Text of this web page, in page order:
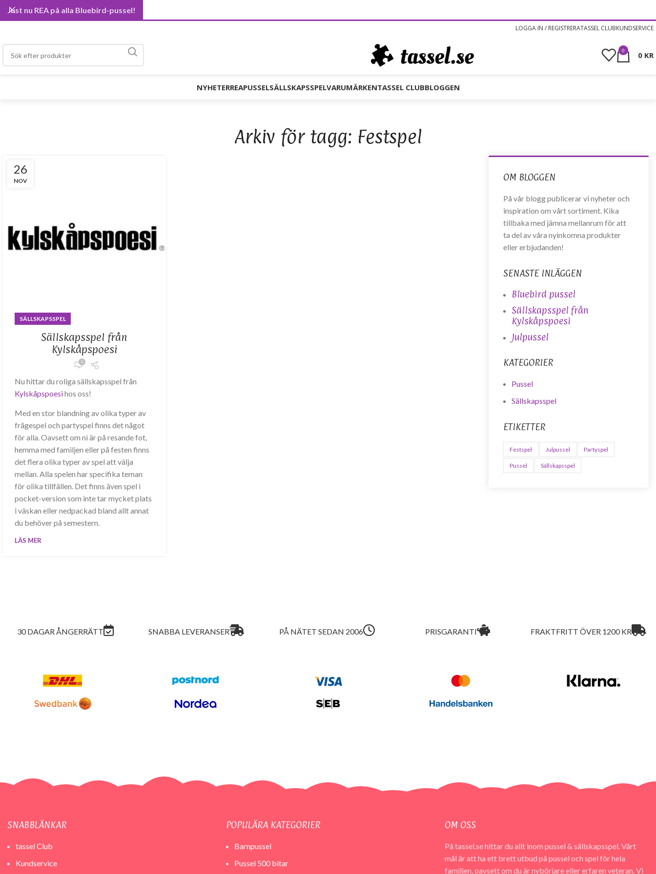
LOGGA IN / REGISTRERATASSEL CLUBKUNDSERVICE
0 0 KR
NYHETERREAPUSSELSÄLLSKAPSSPELVARUMÄRKENTASSEL CLUBBLOGGEN
Arkiv för tagg: Festspel
26
NOV
SÄLLSKAPSSPEL
Sällskapsspel från
Kylskåpspoesi
0
Nu hittar du roliga sällskapsspel från
Kylskåpspoesihos oss!
Med en stor blandning av olika typer av
frågespel och partyspel finns det något
för alla. Oavsett om ni är på resande fot,
hemma med familjen eller på festen finns
det flera olika typer av spel att välja
mellan. Alla spelen har specifika teman
för olika tillfällen. Det finns även spel i
pocket-version som inte tar mycket plats
i väskan eller nedpackad bland allt annat
du behöver på semestern.
LÄS MER
OM BLOGGEN
På vår blogg publicerar vi nyheter och
inspiration om vårt sortiment. Kika
tillbaka med jämna mellanrum för att
ta del av våra nyinkomna produkter
eller erbjudanden!
SENASTE INLÄGGEN
Bluebird pussel
Sällskapsspel från
Kylskåpspoesi
Julpussel
KATEGORIER
Pussel
Sällskapsspel
ETIKETTER
Festspel Julpussel Partyspel
Pussel Sällskapsspel
30 DAGAR ÅNGERRÄTT SNABBA LEVERANSER PÅ NÄTET SEDAN 2006 PRISGARANTI FRAKTFRITT ÖVER 1200 KR
SNABBLÄNKAR
tassel Club
Kundservice
POPULÄRA KATEGORIER
Barnpussel
Pussel 500 bitar
OM OSS
På tassel.se hittar du allt inom pussel & sällskapsspel. Vårt
mål är att ha ett brett utbud på pussel och spel för hela
familjen, oavsett om du är nybörjare eller erfaren veteran. Vi
Just nu REA på alla Bluebird-pussel!